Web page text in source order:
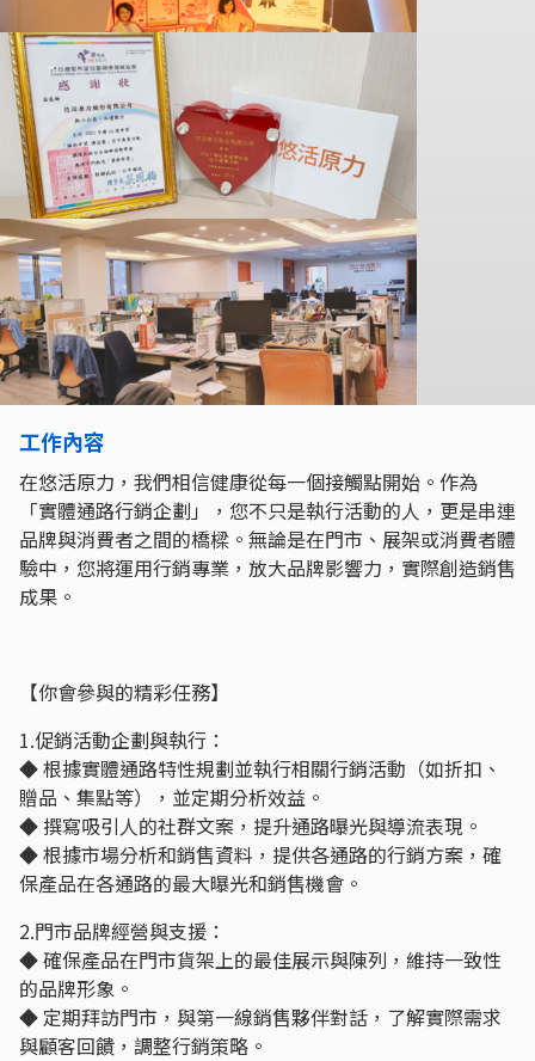
工作內容
在悠活原力，我們相信健康從每一個接觸點開始。作為
「實體通路行銷企劃」，您不只是執行活動的人，更是串連
品牌與消費者之間的橋樑。無論是在門市、展架或消費者體
驗中，您將運用行銷專業，放大品牌影響力，實際創造銷售
成果。
【你會參與的精彩任務】
1.促銷活動企劃與執行：
◆ 根據實體通路特性規劃並執行相關行銷活動（如折扣、
贈品、集點等），並定期分析效益。
◆ 撰寫吸引人的社群文案，提升通路曝光與導流表現。
◆ 根據市場分析和銷售資料，提供各通路的行銷方案，確
保產品在各通路的最大曝光和銷售機會。
2.門市品牌經營與支援：
◆ 確保產品在門市貨架上的最佳展示與陳列，維持一致性
的品牌形象。
◆ 定期拜訪門市，與第一線銷售夥伴對話，了解實際需求
與顧客回饋，調整行銷策略。